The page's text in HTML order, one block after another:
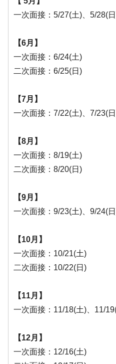
一次面接：5/27(土)、5/28(
【6月】
一次面接：6/24(土)
二次面接：6/25(日)
【7月】
一次面接：7/22(土)、7/23(
【8月】
一次面接：8/19(土)
二次面接：8/20(日)
【9月】
一次面接：9/23(土)、9/24(
【10月】
一次面接：10/21(土)
二次面接：10/22(日)
【11月】
一次面接：11/18(土)、11/
【12月】
一次面接：12/16(土)